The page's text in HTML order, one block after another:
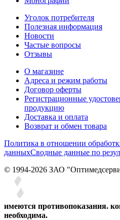
Уголок потребителя
Полезная информация
Новости
Частые вопросы
Отзывы
О магазине
Адреса и режим работы
Договор оферты
Регистрационные
продукцию
Доставка и оплата
Возврат и обмен товара
Политика в отношении
данныхСводные данные по
© 1994-2026 ЗАО
имеются противопоказания.
необходима.